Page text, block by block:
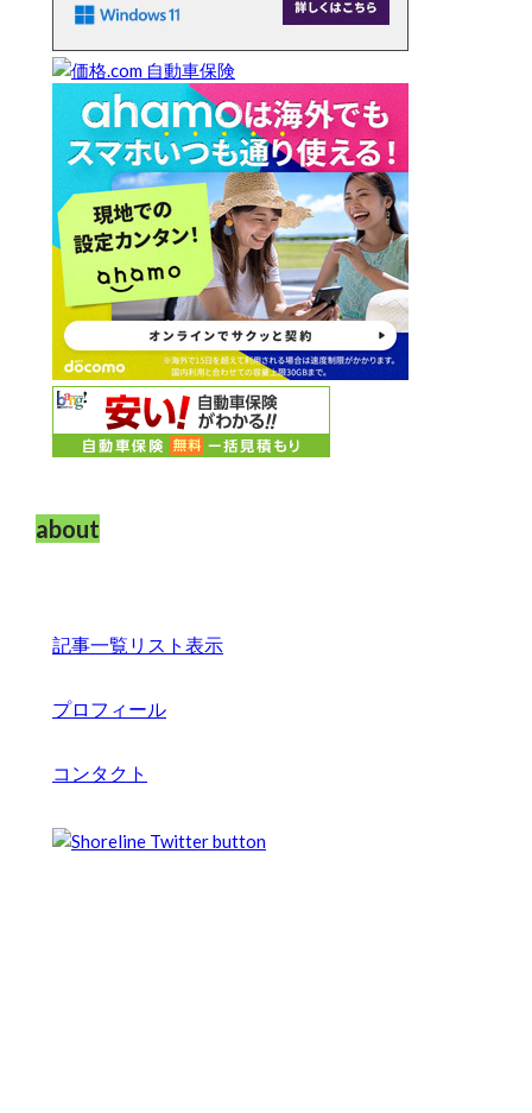
about
記事一覧リスト表示
プロフィール
コンタクト